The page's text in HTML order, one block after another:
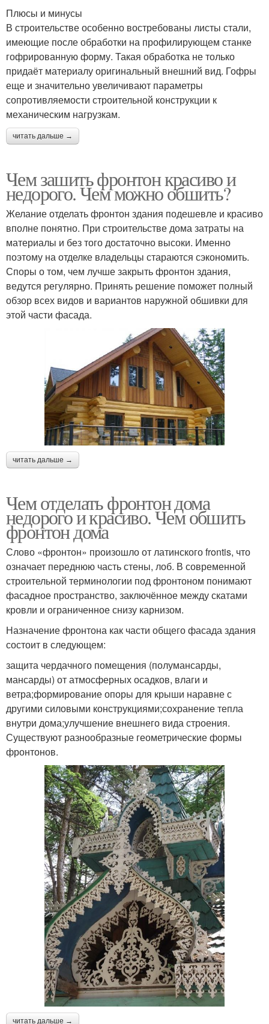
Плюсы и минусы
В строительстве особенно востребованы листы стали,
имеющие после обработки на профилирующем станке
гофрированную форму. Такая обработка не только
придаёт материалу оригинальный внешний вид. Гофры
еще и значительно увеличивают параметры
сопротивляемости строительной конструкции к
механическим нагрузкам.
читать дальше →
Чем зашить фронтон красиво и
недорого. Чем можно обшить?
Желание отделать фронтон здания подешевле и красиво
вполне понятно. При строительстве дома затраты на
материалы и без того достаточно высоки. Именно
поэтому на отделке владельцы стараются сэкономить.
Споры о том, чем лучше закрыть фронтон здания,
ведутся регулярно. Принять решение поможет полный
обзор всех видов и вариантов наружной обшивки для
этой части фасада.
читать дальше →
Чем отделать фронтон дома
недорого и красиво. Чем обшить
фронтон дома
Слово «фронтон» произошло от латинского frontis, что
означает переднюю часть стены, лоб. В современной
строительной терминологии под фронтоном понимают
фасадное пространство, заключённое между скатами
кровли и ограниченное снизу карнизом.
Назначение фронтона как части общего фасада здания
состоит в следующем:
защита чердачного помещения (полумансарды,
мансарды) от атмосферных осадков, влаги и
ветра;формирование опоры для крыши наравне с
другими силовыми конструкциями;сохранение тепла
внутри дома;улучшение внешнего вида строения.
Существуют разнообразные геометрические формы
фронтонов.
читать дальше →